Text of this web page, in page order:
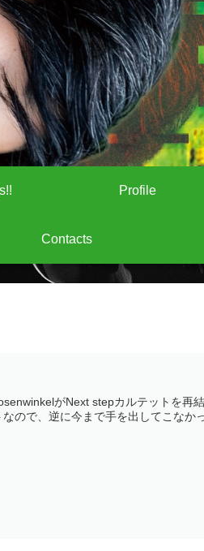
Profile
Contacts
がNext stepカルテットを再
ので、逆に今まで手を出してこなか